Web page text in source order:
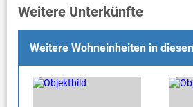
Weitere Unterkünfte
Weitere Wohneinheiten in